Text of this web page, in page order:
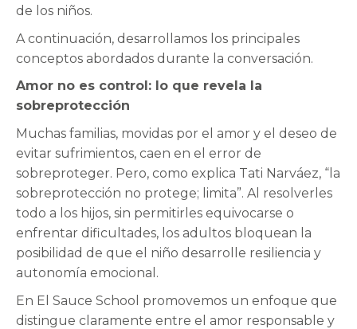
de los niños.
A continuación, desarrollamos los principales
conceptos abordados durante la conversación.
Amor no es control: lo que revela la
sobreprotección
Muchas familias, movidas por el amor y el deseo de
evitar sufrimientos, caen en el error de
sobreproteger. Pero, como explica Tati Narváez, “la
sobreprotección no protege; limita”. Al resolverles
todo a los hijos, sin permitirles equivocarse o
enfrentar dificultades, los adultos bloquean la
posibilidad de que el niño desarrolle resiliencia y
autonomía emocional.
En El Sauce School promovemos un enfoque que
distingue claramente entre el amor responsable y